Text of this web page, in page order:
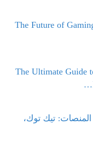
The Future of
The Ultimate Guide
تيك توك،